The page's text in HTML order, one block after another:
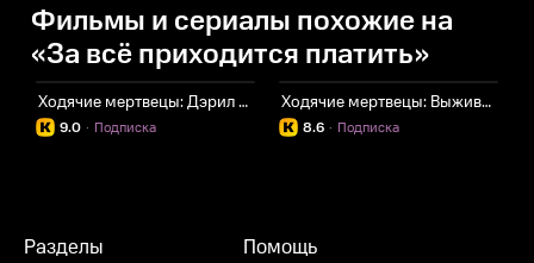
Фильмы и сериалы похожие на
«За всё приходится платить»
Ходячие мертвецы: Дэрил Диксон
9.0 Подписка
·
Ходячие мертвецы: Выжившие
8.6 Подписка
·
Разделы Помощь